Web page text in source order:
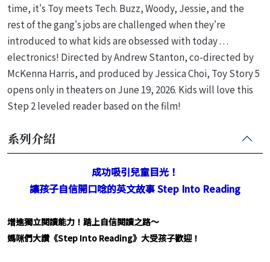
time, it's Toy meets Tech. Buzz, Woody, Jessie, and the
rest of the gang's jobs are challenged when they're
introduced to what kids are obsessed with today . . .
electronics! Directed by Andrew Stanton, co-directed by
McKenna Harris, and produced by Jessica Choi, Toy Story 5
opens only in theaters on June 19, 2026. Kids will love this
Step 2 leveled reader based on the film!
系列介紹
成功吸引兒童目光！
讓孩子自信開口唸的英文故事Step Into Reading
增進獨立閱讀能力！踏上自信閱讀之路～
媽咪們大讚《Step Into Reading》大受孩子歡迎！